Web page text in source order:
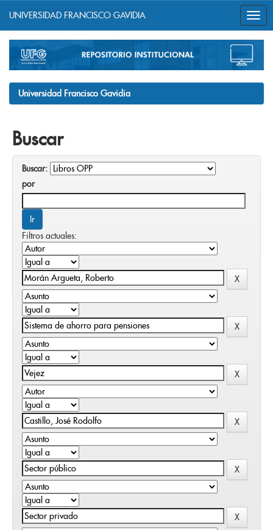
navigation
UNIVERSIDAD FRANCISCO GAVIDIA
Universidad Francisco Gavidia
Buscar
Buscar:
por
Filtros actuales: